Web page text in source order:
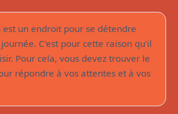
est un endroit pour se détendre
C’est pour cette raison qu’il
Pour cela, vous devez trouver le
répondre à vos attentes et à vos
baignoire balnéo est elle
?